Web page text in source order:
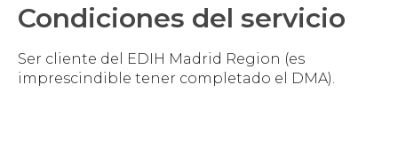
Condiciones del servicio
Ser cliente del EDIH Madrid Region (es
imprescindible tener completado el DMA).